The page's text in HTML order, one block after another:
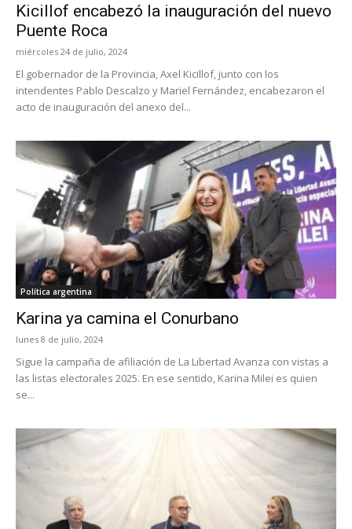
Kicillof encabezó la inauguración del nuevo
Puente Roca
miércoles 24 de julio, 2024
El gobernador de la Provincia, Axel Kicillof, junto con los
intendentes Pablo Descalzo y Mariel Fernández, encabezaron el
acto de inauguración del anexo del...
Política argentina
Karina ya camina el Conurbano
lunes 8 de julio, 2024
Sigue la campaña de afiliación de La Libertad Avanza con vistas a
las listas electorales 2025. En ese sentido, Karina Milei es quien
se...